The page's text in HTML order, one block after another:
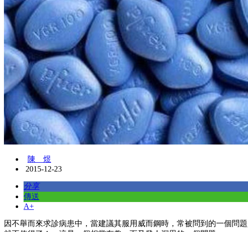
陳 煜
2015-12-23
分享
傳送
A+
因不舉而來求診病患中，當建議其服用威而鋼時，常被問到的一個問